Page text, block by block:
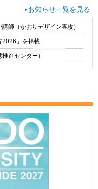
お知らせ一覧を見る
師（かおりデザイン専攻）
2026」を掲載
進センター）